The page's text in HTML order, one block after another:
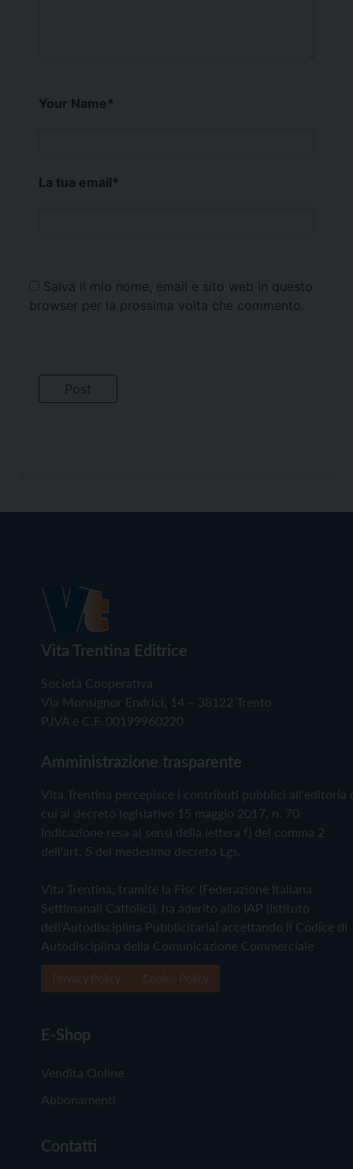
Your Name*
La tua email*
Salva il mio nome, email e sito web in questo
browser per la prossima volta che commento.
Vita Trentina Editrice
Società Cooperativa
Via Monsignor Endrici, 14 – 38122 Trento
P.IVA e C.F. 00199960220
Amministrazione trasparente
Vita Trentina percepisce i contributi pubblici all'editoria
cui al decreto legislativo 15 maggio 2017, n. 70.
Indicazione resa ai sensi della lettera f) del comma 2
dell'art. 5 del medesimo decreto Lgs.
Vita Trentina, tramite la Fisc (Federazione Italiana
Settimanali Cattolici), ha aderito allo IAP (Istituto
dell'Autodisciplina Pubblicitaria) accettando il Codice di
Autodisciplina della Comunicazione Commerciale
E-Shop
Vendita Online
Abbonamenti
Contatti